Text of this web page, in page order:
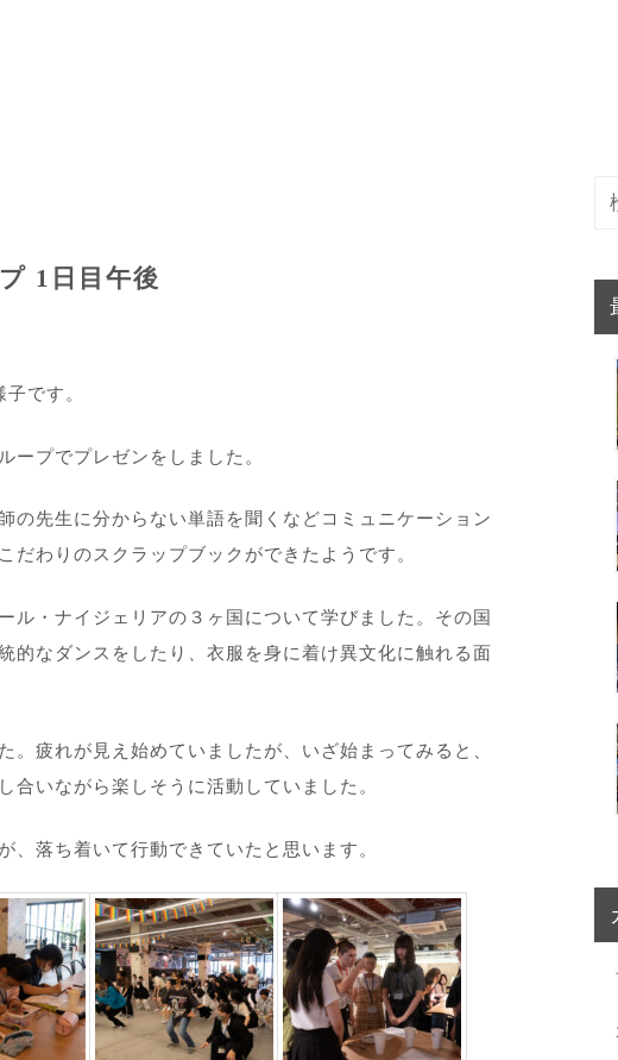
1日目午後
です。
ープでプレゼンをしました。
の先生に分からない単語を聞くなどコミュニケーション
だわりのスクラップブックができたようです。
ル・ナイジェリアの３ヶ国について学びました。その国
的なダンスをしたり、衣服を身に着け異文化に触れる面
。疲れが見え始めていましたが、いざ始まってみると、
合いながら楽しそうに活動していました。
、落ち着いて行動できていたと思います。